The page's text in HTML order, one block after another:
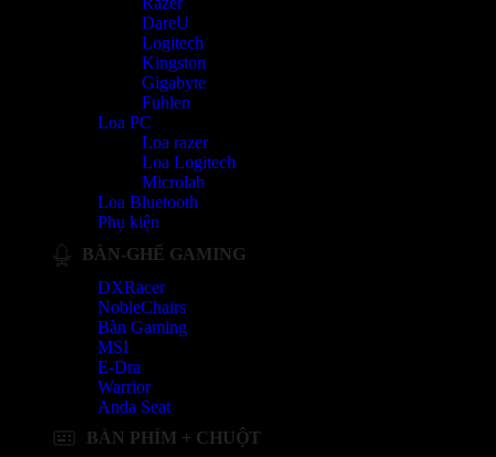
DareU
Logitech
Kingston
Gigabyte
Fuhlen
Loa PC
Loa razer
Loa Logitech
Microlab
Loa Bluetooth
Phụ kiện
BÀN-GHẾ GAMING
DXRacer
NobleChairs
Bàn Gaming
MSI
E-Dra
Warrior
Anda Seat
BÀN PHÍM + CHUỘT